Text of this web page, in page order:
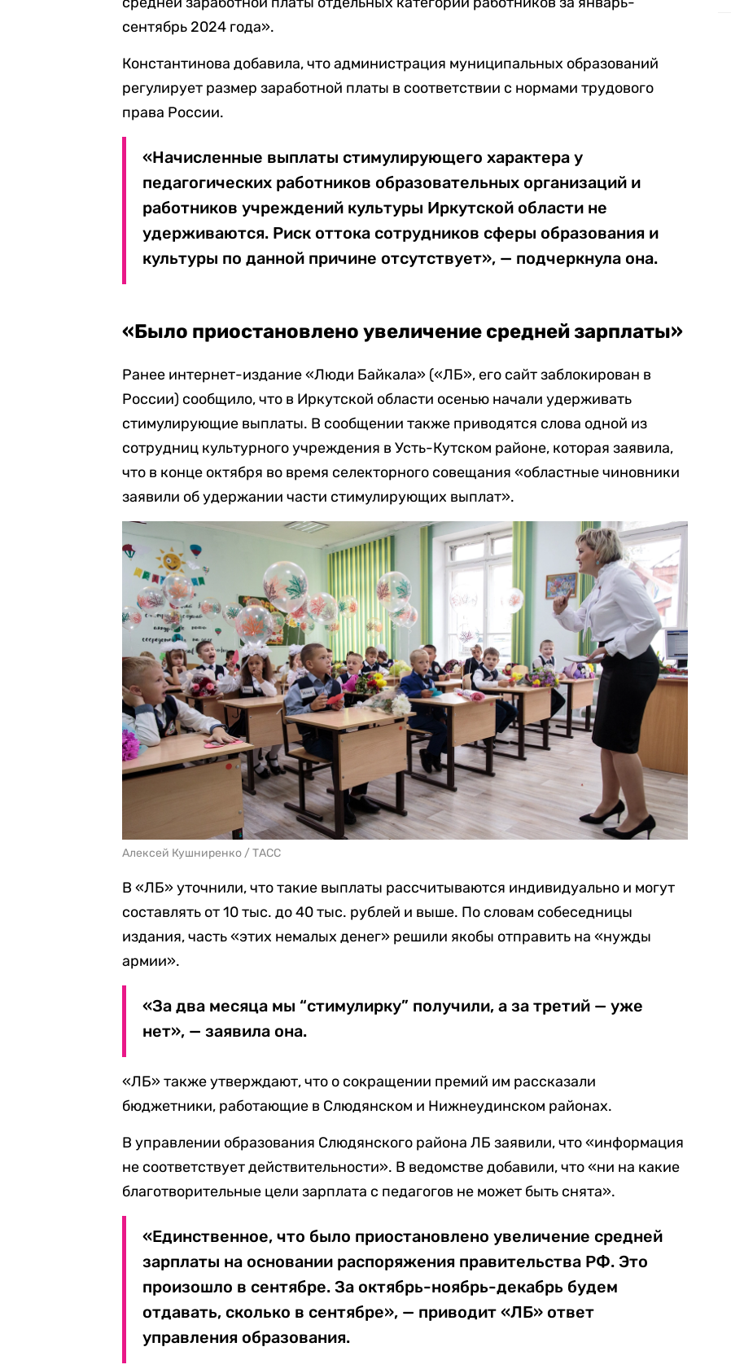
сентябрь 2024 года».
Константинова добавила, что администрация муниципальных образований
регулирует размер заработной платы в соответствии с нормами трудового
права России.
«Начисленные выплаты стимулирующего характера у
педагогических работников образовательных организаций и
работников учреждений культуры Иркутской области не
удерживаются. Риск оттока сотрудников сферы образования и
культуры по данной причине отсутствует», — подчеркнула она.
«Было приостановлено увеличение средней зарплаты»
Ранее интернет-издание «Люди Байкала» («ЛБ», его сайт заблокирован в
России) сообщило, что в Иркутской области осенью начали удерживать
стимулирующие выплаты. В сообщении также приводятся слова одной из
сотрудниц культурного учреждения в Усть-Кутском районе, которая заявила,
что в конце октября во время селекторного совещания «областные чиновники
заявили об удержании части стимулирующих выплат».
Алексей Кушниренко / ТАСС
В «ЛБ» уточнили, что такие выплаты рассчитываются индивидуально и могут
составлять от 10 тыс. до 40 тыс. рублей и выше. По словам собеседницы
издания, часть «этих немалых денег» решили якобы отправить на «нужды
армии».
«За два месяца мы “стимулирку” получили, а за третий — уже
нет», — заявила она.
«ЛБ» также утверждают, что о сокращении премий им рассказали
бюджетники, работающие в Слюдянском и Нижнеудинском районах.
В управлении образования Слюдянского района ЛБ заявили, что «информация
не соответствует действительности». В ведомстве добавили, что «ни на какие
благотворительные цели зарплата с педагогов не может быть снята».
«Единственное, что было приостановлено увеличение средней
зарплаты на основании распоряжения правительства РФ. Это
произошло в сентябре. За октябрь-ноябрь-декабрь будем
отдавать, сколько в сентябре», — приводит «ЛБ» ответ
управления образования.